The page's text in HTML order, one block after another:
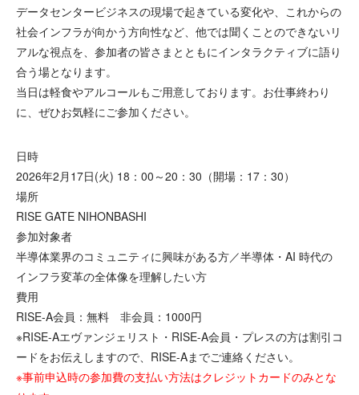
データセンタービジネスの現場で起きている変化や、これからの
社会インフラが向かう方向性など、他では聞くことのできないリ
アルな視点を、参加者の皆さまとともにインタラクティブに語り
合う場となります。
当日は軽食やアルコールもご用意しております。お仕事終わり
に、ぜひお気軽にご参加ください。
日時
2026年2月17日(火) 18：00～20：30（開場：17：30）
場所
RISE GATE NIHONBASHI
参加対象者
半導体業界のコミュニティに興味がある方／半導体・AI 時代の
インフラ変革の全体像を理解したい方
費用
RISE-A会員：無料 非会員：1000円
※RISE-Aエヴァンジェリスト・RISE-A会員・プレスの方は割引コ
ードをお伝えしますので、RISE-Aまでご連絡ください。
※事前申込時の参加費の支払い方法はクレジットカードのみとな